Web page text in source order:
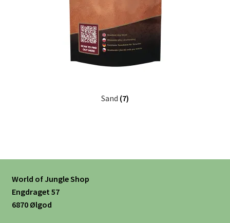
Sand (7)
World of Jungle Shop
Engdraget 57
6870 Ølgod